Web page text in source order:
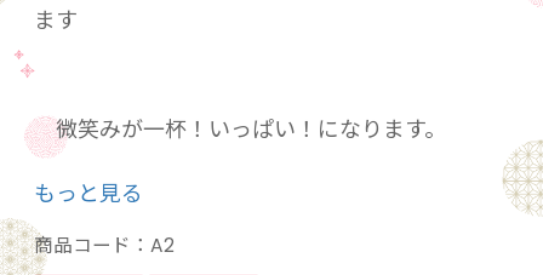
ます
微笑みが一杯！いっぱい！になります。
ご飯が大好きな方におすすめの一品
ご家族やご友人との賑やかな食卓の場に ちよっ
と贅沢飯
もっと見る
商品コード： A2